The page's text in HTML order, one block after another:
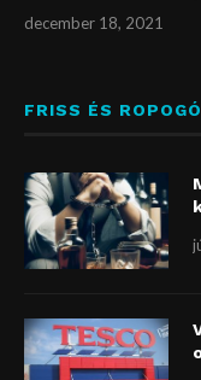
december 18, 2021
FRISS ÉS